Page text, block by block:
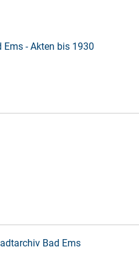
Ems - Akten bis 1930
Bad Ems